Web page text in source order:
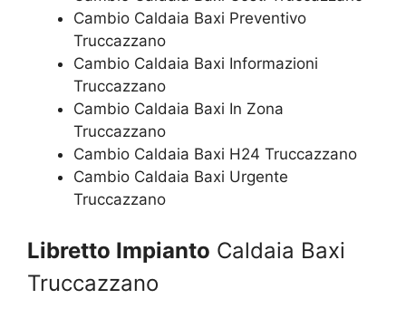
Cambio Caldaia Baxi Preventivo
Truccazzano
Cambio Caldaia Baxi Informazioni
Truccazzano
Cambio Caldaia Baxi In Zona
Truccazzano
Cambio Caldaia Baxi H24 Truccazzano
Cambio Caldaia Baxi Urgente
Truccazzano
Libretto Impianto Caldaia Baxi
Truccazzano